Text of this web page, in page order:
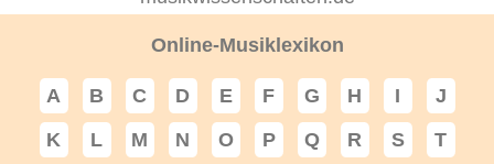
Online-Musiklexikon
A B C D E F G H I
J
K
L M N O P Q R S T